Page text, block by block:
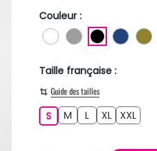
Couleur :
BLANCGRIS NOIRBLEU
Taille française :
Guide des tailles
SS M LL XLXLXXLXXL